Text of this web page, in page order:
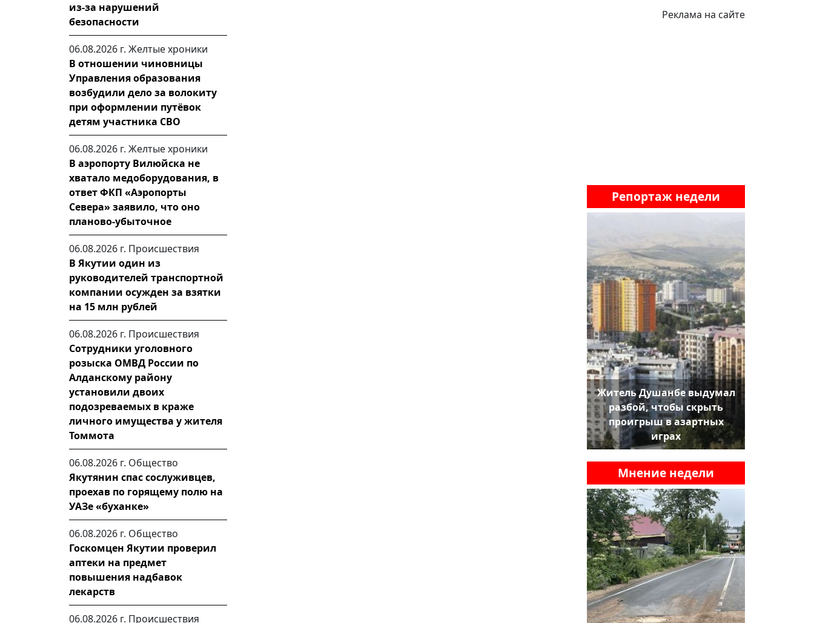
из-за нарушений
безопасности
06.08.2026 г. Желтые хроники
В отношении чиновницы
Управления образования
возбудили дело за волокиту
при оформлении путёвок
детям участника СВО
06.08.2026 г. Желтые хроники
В аэропорту Вилюйска не
хватало медоборудования, в
ответ ФКП «Аэропорты
Севера» заявило, что оно
планово-убыточное
06.08.2026 г. Происшествия
В Якутии один из
руководителей транспортной
компании осужден за взятки
на 15 млн рублей
06.08.2026 г. Происшествия
Сотрудники уголовного
розыска ОМВД России по
Алданскому району
установили двоих
подозреваемых в краже
личного имущества у жителя
Томмота
06.08.2026 г. Общество
Якутянин спас сослуживцев,
проехав по горящему полю на
УАЗе «буханке»
06.08.2026 г. Общество
Госкомцен Якутии проверил
аптеки на предмет
повышения надбавок
лекарств
06.08.2026 г. Происшествия
Реклама на сайте
Репортаж недели
Житель Душанбе выдумал
разбой, чтобы скрыть
проигрыш в азартных
играх
Мнение недели